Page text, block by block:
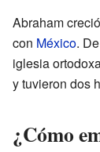
Abraham
con México.
iglesia
y tuvieron dos
¿Cómo